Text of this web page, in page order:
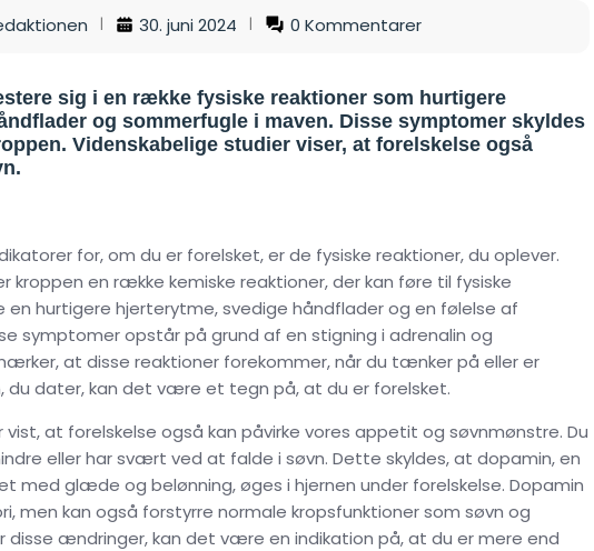
30. juni 2024 0 Kommentarer
sig i en række fysiske reaktioner som hurtigere
og sommerfugle i maven. Disse symptomer skyldes
Videnskabelige studier viser, at forelskelse også
for, om du er forelsket, er de fysiske reaktioner, du oplever.
kroppen en række kemiske reaktioner, der kan føre til fysiske
en hurtigere hjerterytme, svedige håndflader og en følelse af
symptomer opstår på grund af en stigning i adrenalin og
at disse reaktioner forekommer, når du tænker på eller er
du dater, kan det være et tegn på, at du er forelsket.
at forelskelse også kan påvirke vores appetit og søvnmønstre. Du
eller har svært ved at falde i søvn. Dette skyldes, at dopamin, en
med glæde og belønning, øges i hjernen under forelskelse. Dopamin
men kan også forstyrre normale kropsfunktioner som søvn og
ændringer, kan det være en indikation på, at du er mere end